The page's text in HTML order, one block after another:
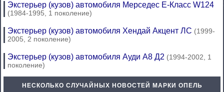
Экстерьер (кузов) автомобиля Мерседес E-Класс W124
(1984-1995, 1 поколение)
Экстерьер (кузов) автомобиля Хендай Акцент ЛС (1999-
2005, 2 поколение)
Экстерьер (кузов) автомобиля Ауди А8 Д2 (1994-2002, 1
поколение)
НЕСКОЛЬКО СЛУЧАЙНЫХ НОВОСТЕЙ МАРКИ ОПЕЛЬ